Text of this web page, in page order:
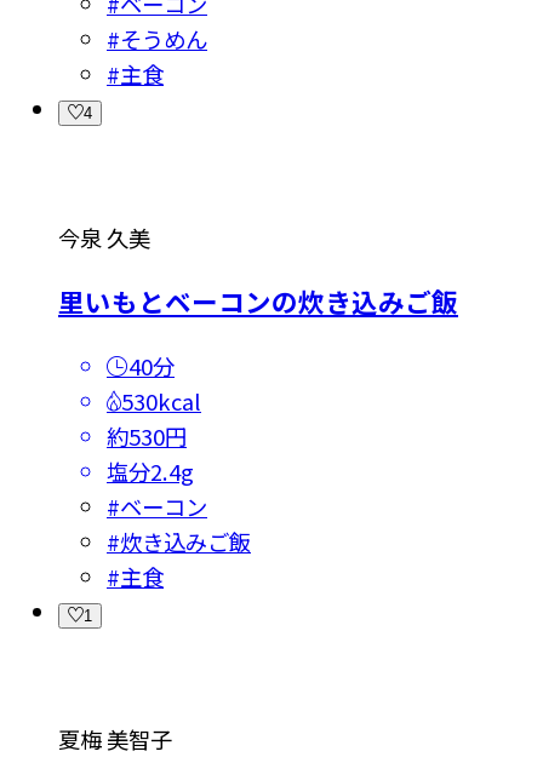
#そうめん
#主食
4
今泉 久美
里いもとベーコンの炊き込みご飯
40分
530kcal
約530円
塩分2.4g
#ベーコン
#炊き込みご飯
#主食
1
夏梅 美智子